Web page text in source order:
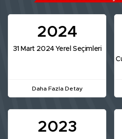
2024
31 Mart 2024 Yerel Seçimleri
Daha Fazla Detay
2023